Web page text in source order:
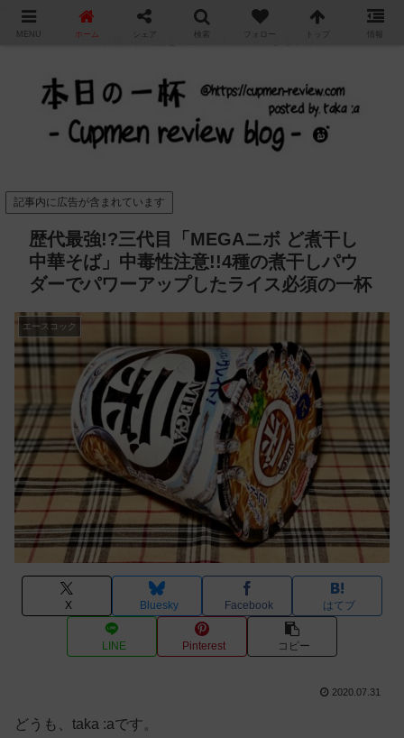
カップ麺の新商品をレビュー / アレンジするブログ
記事内に広告が含まれています
歴代最強!?三代目「MEGAニボ ど煮干し
中華そば」中毒性注意!!4種の煮干しパウ
ダーでパワーアップしたライス必須の一杯
エースコック
X Bluesky Facebook はてブ
LINE Pinterest コピー
2020.07.31
どうも、taka :aです。
MENU ホーム シェア 検索 フォロー トップ 情報